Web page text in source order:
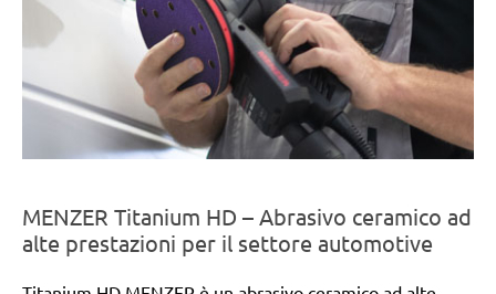
MENZER Titanium HD – Abrasivo ceramico ad
alte prestazioni per il settore automotive